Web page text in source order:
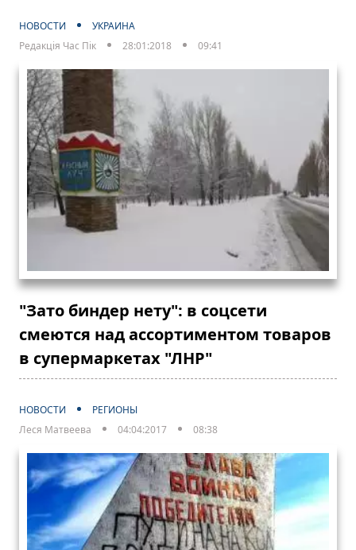
НОВОСТИ
УКРАИНА
Редакція Час Пік
28:01:2018 09:41
"Зато биндер нету": в соцсети
смеются над ассортиментом товаров
в супермаркетах "ЛНР"
НОВОСТИ
РЕГИОНЫ
Леся Матвеева
04:04:2017 08:38